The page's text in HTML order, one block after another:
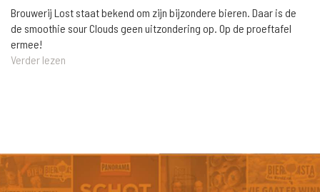
Brouwerij Lost staat bekend om zijn bijzondere bieren. Daar is de
de smoothie sour Clouds geen uitzondering op. Op de proeftafel
ermee!
Verder lezen